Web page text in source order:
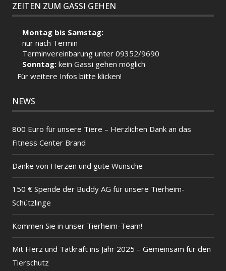
ZEITEN ZUM GASSI GEHEN
Montag bis Samstag:
nur nach Termin
Terminvereinbarung unter 09352/9690
Sonntag:kein Gassi gehen möglich
Für weitere Infos bitte klicken!
NEWS
800 Euro für unsere Tiere – Herzlichen Dank an das
Fitness Center Brand
Danke von Herzen und gute Wünsche
150 € Spende der Buddy AG für unsere Tierheim-
Schützlinge
Kommen Sie in unser Tierheim-Team!
Mit Herz und Tatkraft ins Jahr 2025 – Gemeinsam für den
Tierschutz